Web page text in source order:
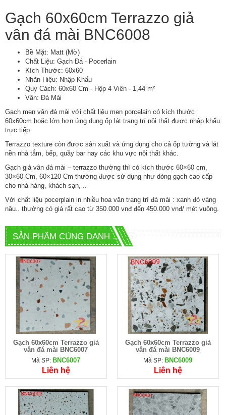
Gạch 60x60cm Terrazzo giả
vân đá mài BNC6008
Bề Mặt: Matt (Mờ)
Chất Liệu: Gạch Đá - Pocerlain
Kích Thước: 60x60
Nhãn Hiệu: Nhập Khẩu
Quy Cách: 60x60 Cm - Hộp 4 Viên - 1,44 m²
Vân: Đá Mài
Gạch men vân đá mài với chất liệu men porcelain có kích thước
60x60cm hoặc lớn hơn ứng dụng ốp lát trang trí nội thất được nhập khẩu
trực tiếp.
Terrazzo texture còn được sản xuất và ứng dụng cho cả ốp tường và lát
nền nhà tắm, bếp, quầy bar hay các khu vực nội thất khác.
Gạch giả vân đá mài – terrazzo thường thì có kích thước 60×60 cm,
30×60 Cm, 60×120 Cm thường được sử dụng như dòng gạch cao cấp
cho nhà hàng, khách sạn, ..
Với chất liệu pocerplain in nhiều hoa văn trang trí đá mài : xanh đỏ vàng
nâu.. thường có giá rất cao từ 350.000 vnđ đến 450.000 vnđ/ mét vuông.
SẢN PHẨM CÙNG DANH MỤC
Gạch 60x60cm Terrazzo giả
vân đá mài BNC6007
Mã SP: BNC6007
Liên hệ
Gạch 60x60cm Terrazzo giả
vân đá mài BNC6009
Mã SP: BNC6009
Liên hệ